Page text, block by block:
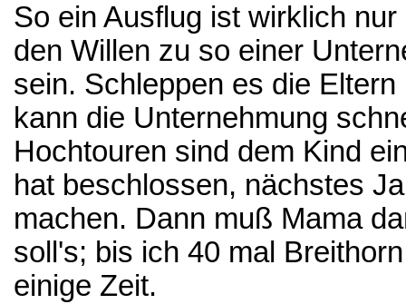
So ein Ausflug ist wirklich
den Willen zu so einer
sein. Schleppen es die
kann die Unternehmung
Hochtouren sind dem Kind
hat beschlossen, nächstes
machen. Dann muß Mama
soll's; bis ich 40 mal
einige Zeit.